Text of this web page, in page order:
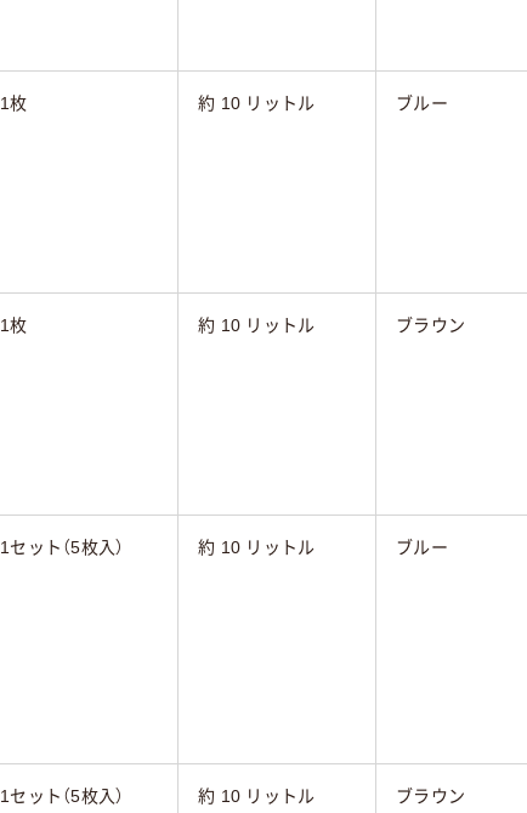
1枚 約 10 リットル ブルー
1枚 約 10 リットル ブラウン
1セット（5枚入） 約 10 リットル ブルー
1セット（5枚入） 約 10 リットル ブラウン